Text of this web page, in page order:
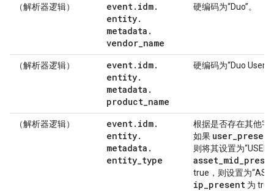
（解析器逻辑） event. idm.
entity.
metadata .
vendor_name
硬编码为“Duo”。
（解析器逻辑） event. idm.
entity.
metadata .
product_name
硬编码为“Duo User
（解析器逻辑） event. idm.
entity.
metadata .
entity_type
根据是否存在其他字
如果 user_present
则将其设置为
asset_mid_
true，则设置为
ip_present 为